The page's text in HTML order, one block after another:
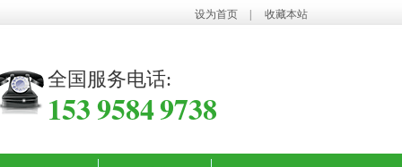
设为首页 收藏本站
全国服务电话:
153 9584 9738